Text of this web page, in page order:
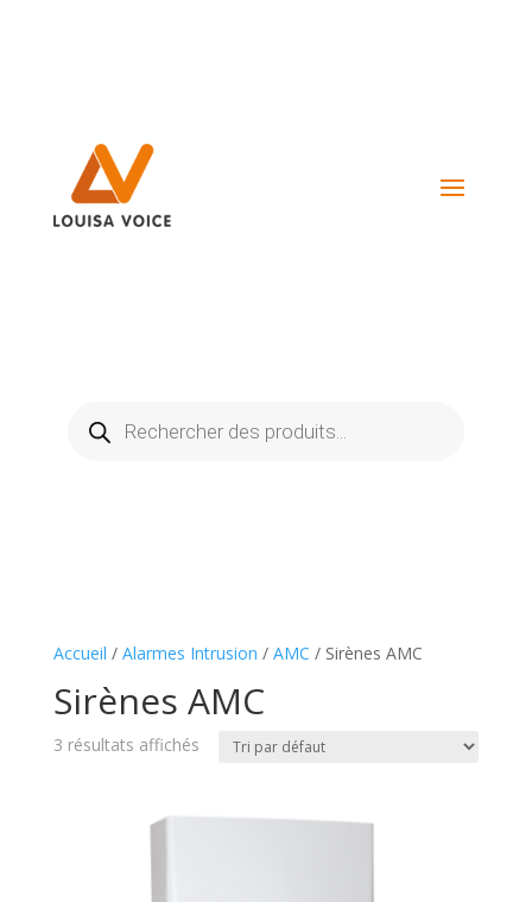
produits
Accueil / Alarmes Intrusion / AMC / Sirènes AMC
Sirènes AMC
3 résultats affichés